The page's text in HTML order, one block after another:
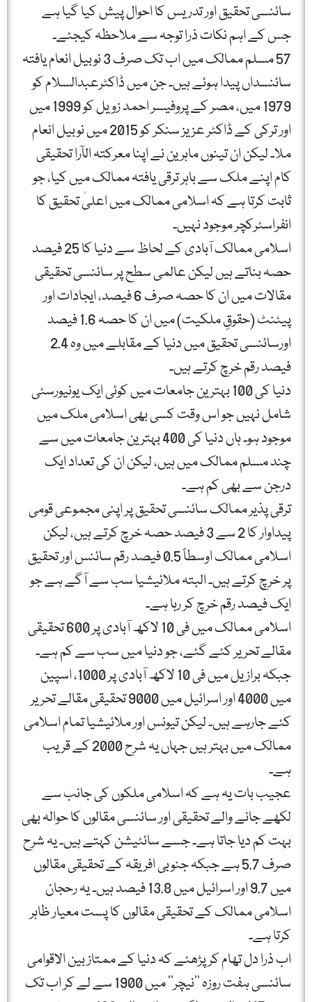
سائنسی تحقیق اور تدریس کا احوال پیش کیا گیا ہے
جس کے اہم نکات ذرا توجہ سے ملاحظہ کیجئے۔
57 مسلم ممالک میں اب تک صرف 3 نوبیل انعام یافتہ
سائنسداں پیدا ہوئے ہیں۔ جن میں ڈاکٹرعبدالسلام کو
1979 میں، مصر کے پروفیسر احمد زویل کو 1999 میں
اور ترکی کے ڈاکٹر عزیز سنکر کو 2015 میں نوبیل انعام
ملا۔ لیکن ان تینوں ماہرین نے اپنا معرکتہ الآرا تحقیقی
کام اپنے ملک سے باہر ترقی یافتہ ممالک میں کیا، جو
ثابت کرتا ہے کہ اسلامی ممالک میں اعلیٰ تحقیق کا
انفراسٹرکچر موجود نہیں۔
اسلامی ممالک آبادی کے لحاظ سے دنیا کا 25 فیصد
حصہ بناتے ہیں لیکن عالمی سطح پر سائنسی تحقیقی
مقالات میں ان کا حصہ صرف 6 فیصد، ایجادات اور
پیٹنٹ (حقوقِ ملکیت) میں ان کا حصہ 1.6 فیصد
اورسائنسی تحقیق میں دنیا کے مقابلے میں وہ 2.4
فیصد رقم خرچ کرتے ہیں۔
دنیا کی 100 بہترین جامعات میں کوئی ایک یونیورسٹی
شامل نہیں جو اس وقت کسی بھی اسلامی ملک میں
موجود ہو۔ ہاں دنیا کی 400 بہترین جامعات میں سے
چند مسلم ممالک میں ہیں، لیکن ان کی تعداد ایک
درجن سے بھی کم ہے۔
ترقی پذیر ممالک سائنسی تحقیق پر اپنی مجموعی قومی
پیداوار کا 2 سے 3 فیصد حصہ خرچ کرتے ہیں، لیکن
اسلامی ممالک اوسطاً 0.5 فیصد رقم سائنس اور تحقیق
پر خرچ کرتے ہیں۔ البتہ ملائیشیا سب سے آگے ہے جو
ایک فیصد رقم خرچ کر رہا ہے۔
اسلامی ممالک میں فی 10 لاکھ آبادی پر 600 تحقیقی
مقالے تحریر کئے گئے، جو دنیا میں سب سے کم ہے۔
جبکہ برازیل میں فی 10 لاکھ آبادی پر 1000، اسپین
میں 4000 اور اسرائیل میں 9000 تحقیقی مقالے تحریر
کئے جارہے ہیں۔ لیکن تیونس اور ملائیشیا تمام اسلامی
ممالک میں بہتر ہیں جہاں یہ شرح 2000 کے قریب
ہے۔
عجیب بات یہ ہے کہ اسلامی ملکوں کی جانب سے
لکھے جانے والے تحقیقی اور سائنسی مقالوں کا حوالہ بھی
بہت کم دیا جاتا ہے۔ جسے سائٹیشن کہتے ہیں۔ یہ شرح
صرف 5.7 ہے جبکہ جنوبی افریقہ کے تحقیقی مقالوں
میں 9.7 اور اسرائیل میں 13.8 فیصد ہیں۔ یہ رحجان
اسلامی ممالک کے تحقیقی مقالوں کا پست معیار ظاہر
کرتا ہے۔
اب ذرا دل تھام کر پڑھئے کہ دنیا کے ممتاز بین الاقوامی
سائنسی ہفت روزہ ’’نیچر‘‘ میں 1900 سے لے کر اب تک